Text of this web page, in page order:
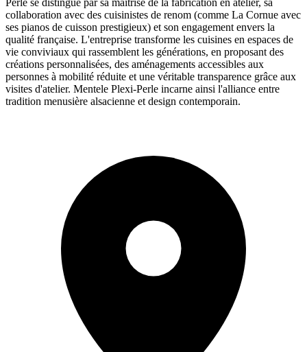
collaboration avec des cuisinistes de renom (comme La Cornue avec
ses pianos de cuisson prestigieux) et son engagement envers la
qualité française. L'entreprise transforme les cuisines en espaces de
vie conviviaux qui rassemblent les générations, en proposant des
créations personnalisées, des aménagements accessibles aux
personnes à mobilité réduite et une véritable transparence grâce aux
visites d'atelier. Mentele Plexi-Perle incarne ainsi l'alliance entre
tradition menusière alsacienne et design contemporain.